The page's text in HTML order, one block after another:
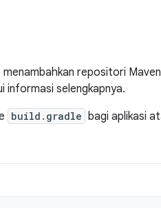
repositori
informasi selengkapnya.
build.gradle bagi aplikasi